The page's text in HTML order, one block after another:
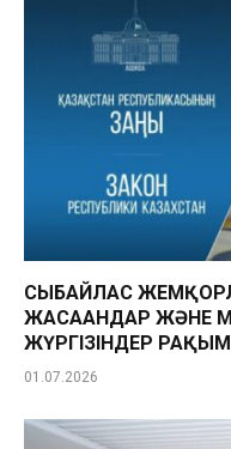
СЫБАЙЛАС
ЖАСАҒАНДАР ЖӘНЕ
ЖҮРГІЗІНДЕР
01.07.2026